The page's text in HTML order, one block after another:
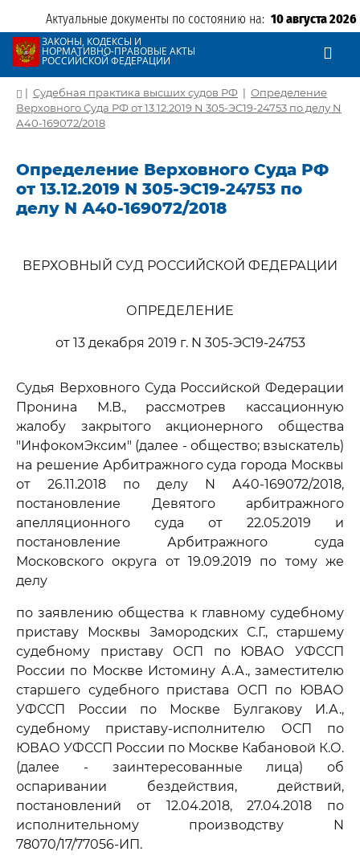
Актуальные документы по состоянию на: 10 августа 2026
ЗАКОНЫ, КОДЕКСЫ И
НОРМАТИВНО-ПРАВОВЫЕ АКТЫ
РОССИЙСКОЙ ФЕДЕРАЦИИ
| Судебная практика высших судов РФ | Определение
Верховного Суда РФ от 13.12.2019 N 305-ЭС19-24753 по делу N
А40-169072/2018
Определение Верховного Суда РФ
от 13.12.2019 N 305-ЭС19-24753 по
делу N А40-169072/2018
ВЕРХОВНЫЙ СУД РОССИЙСКОЙ ФЕДЕРАЦИИ
ОПРЕДЕЛЕНИЕ
от 13 декабря 2019 г. N 305-ЭС19-24753
Судья Верховного Суда Российской Федерации
Пронина М.В., рассмотрев кассационную
жалобу закрытого акционерного общества
"ИнфокомЭксим" (далее - общество; взыскатель)
на решение Арбитражного суда города Москвы
от 26.11.2018 по делу N А40-169072/2018,
постановление Девятого арбитражного
апелляционного суда от 22.05.2019 и
постановление Арбитражного суда
Московского округа от 19.09.2019 по тому же
делу
по заявлению общества к главному судебному
приставу Москвы Замородских С.Г., старшему
судебному приставу ОСП по ЮВАО УФССП
России по Москве Истомину А.А., заместителю
старшего судебного пристава ОСП по ЮВАО
УФССП России по Москве Булгакову И.А.,
судебному приставу-исполнителю ОСП по
ЮВАО УФССП России по Москве Кабановой К.О.
(далее - заинтересованные лица) об
оспаривании бездействия, действий,
постановлений от 12.04.2018, 27.04.2018 по
исполнительному производству N
78070/17/77056-ИП.